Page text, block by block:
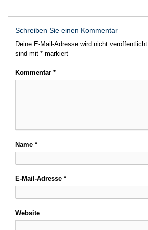
Schreiben Sie einen Kommentar
Deine E-Mail-Adresse wird nicht veröffentlicht.
sind mit * markiert
Kommentar *
Name *
E-Mail-Adresse *
Website